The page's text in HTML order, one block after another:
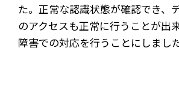
た。正常な認識状態が確認でき、
のアクセスも正常に行うことが出
障害での対応を行うことにしました